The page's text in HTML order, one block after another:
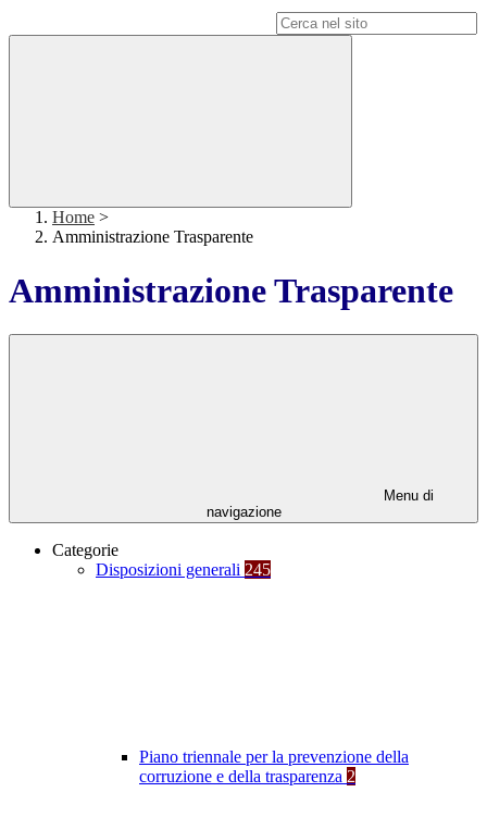
Home >
Amministrazione Trasparente
Amministrazione Trasparente
Menu di
navigazione
Categorie
Disposizioni generali 245
Piano triennale per la prevenzione della
corruzione e della trasparenza 2